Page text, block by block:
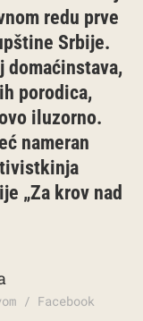
redu prve
Srbije.
porodica,
iluzorno.
nameran
„Za krov nad
/ Facebook